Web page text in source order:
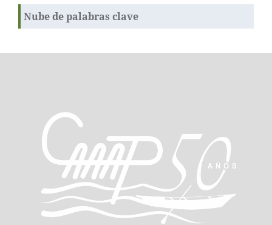
Nube de palabras clave